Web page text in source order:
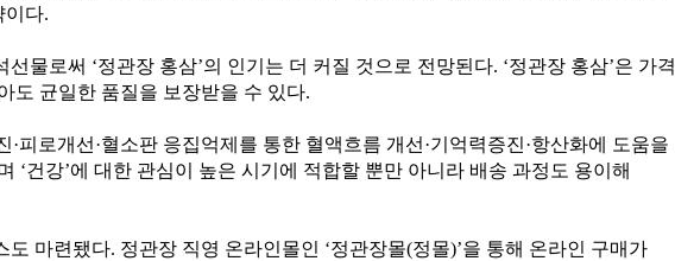
이다.
물로써 ‘정관장 홍삼’의 인기는 더 커질 것으로 전망된다. ‘정관장 홍삼’은 가격
도 균일한 품질을 보장받을 수 있다.
·피로개선·혈소판 응집억제를 통한 혈액흐름 개선·기억력증진·항산화에 도움을
‘건강’에 대한 관심이 높은 시기에 적합할 뿐만 아니라 배송 과정도 용이해
마련됐다. 정관장 직영 온라인몰인 ‘정관장몰(정몰)’을 통해 온라인 구매가